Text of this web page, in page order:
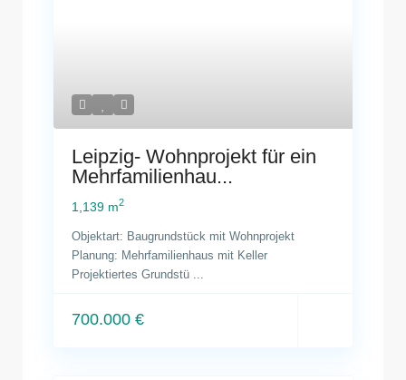
Leipzig- Wohnprojekt für ein
Mehrfamilienhau...
1,139 m2
Objektart: Baugrundstück mit Wohnprojekt
Planung: Mehrfamilienhaus mit Keller
Projektiertes Grundstü
700.000 €